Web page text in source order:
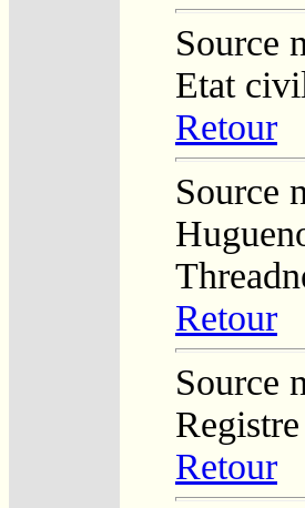
Source
Etat
Retour
Source
Retour
Source
Retour